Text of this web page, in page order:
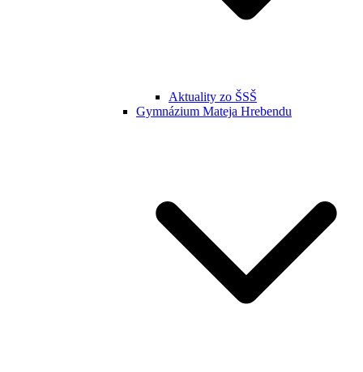
Aktuality zo ŠSŠ
Gymnázium Mateja Hrebendu